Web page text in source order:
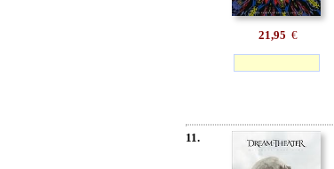
21,95 €
11.